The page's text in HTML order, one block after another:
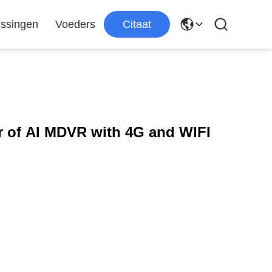
Voeders Citaat
AI MDVR with 4G and WIFI